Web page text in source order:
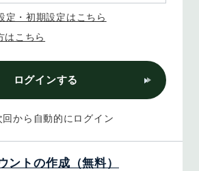
定・初期設定はこちら
はこちら
ログインする
回から自動的にログイン
ントの作成（無料）